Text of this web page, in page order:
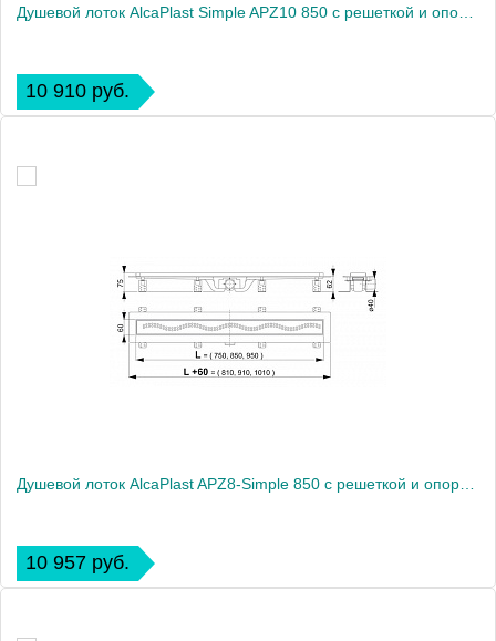
10 910 руб.
10 957 руб.